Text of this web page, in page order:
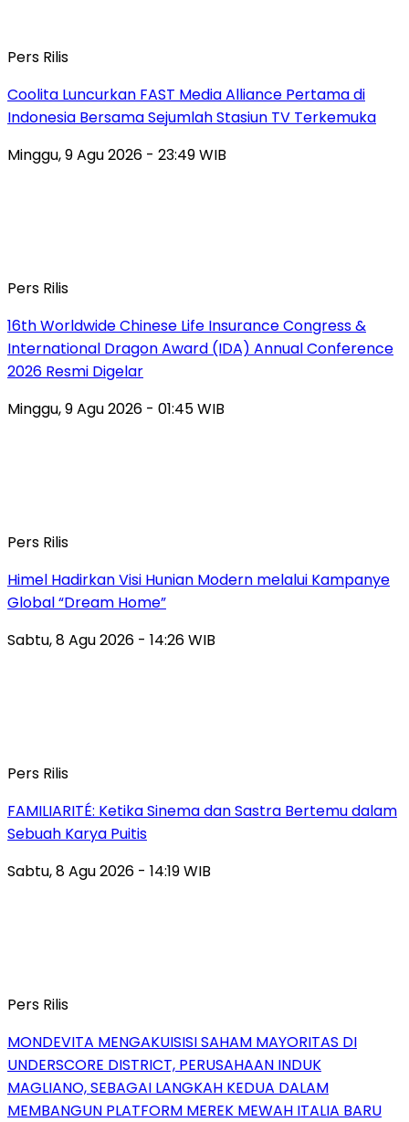
Pers Rilis
Coolita Luncurkan FAST Media Alliance Pertama di
Indonesia Bersama Sejumlah Stasiun TV Terkemuka
Minggu, 9 Agu 2026 - 23:49 WIB
Pers Rilis
16th Worldwide Chinese Life Insurance Congress &
International Dragon Award (IDA) Annual Conference
2026 Resmi Digelar
Minggu, 9 Agu 2026 - 01:45 WIB
Pers Rilis
Himel Hadirkan Visi Hunian Modern melalui Kampanye
Global “Dream Home”
Sabtu, 8 Agu 2026 - 14:26 WIB
Pers Rilis
FAMILIARITÉ: Ketika Sinema dan Sastra Bertemu dalam
Sebuah Karya Puitis
Sabtu, 8 Agu 2026 - 14:19 WIB
Pers Rilis
MONDEVITA MENGAKUISISI SAHAM MAYORITAS DI
UNDERSCORE DISTRICT, PERUSAHAAN INDUK
MAGLIANO, SEBAGAI LANGKAH KEDUA DALAM
MEMBANGUN PLATFORM MEREK MEWAH ITALIA BARU